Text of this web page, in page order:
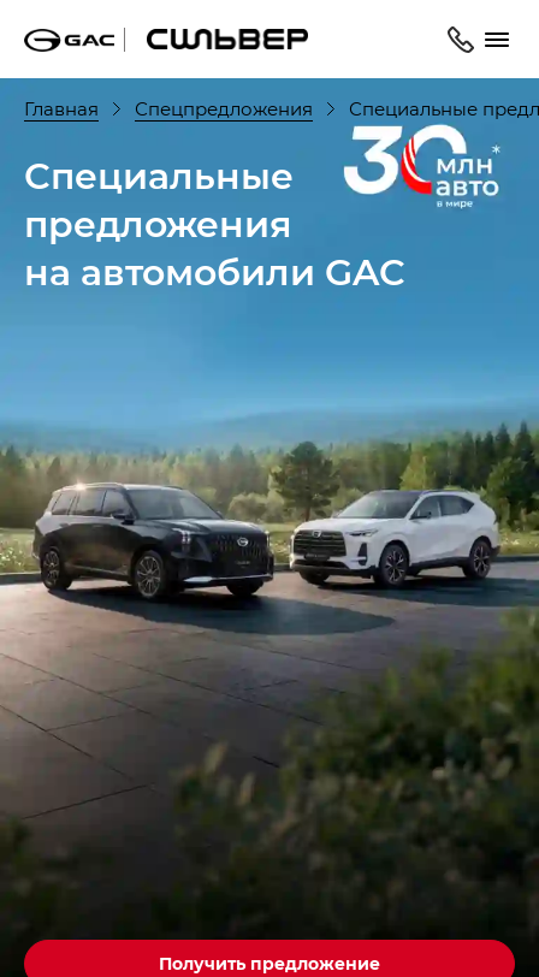
Главная Спецпредложения Специальные
Специальные
предложения
на автомобили GAC
Получить предложение